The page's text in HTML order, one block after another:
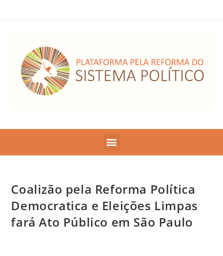
Coalizão pela Reforma Política
Democratica e Eleições Limpas
fará Ato Público em São Paulo